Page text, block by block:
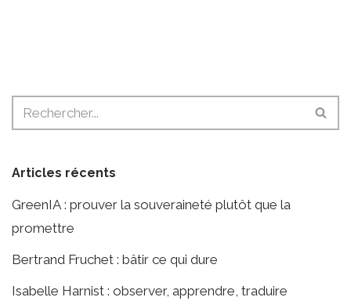
Articles récents
GreenIA : prouver la souveraineté plutôt que la
promettre
Bertrand Fruchet : bâtir ce qui dure
Isabelle Harnist : observer, apprendre, traduire